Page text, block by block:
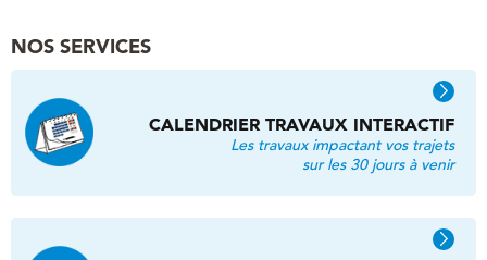
NOS SERVICES
CALENDRIER TRAVAUX INTERACTIF
Les travaux impactant vos trajets
sur les 30 jours à venir